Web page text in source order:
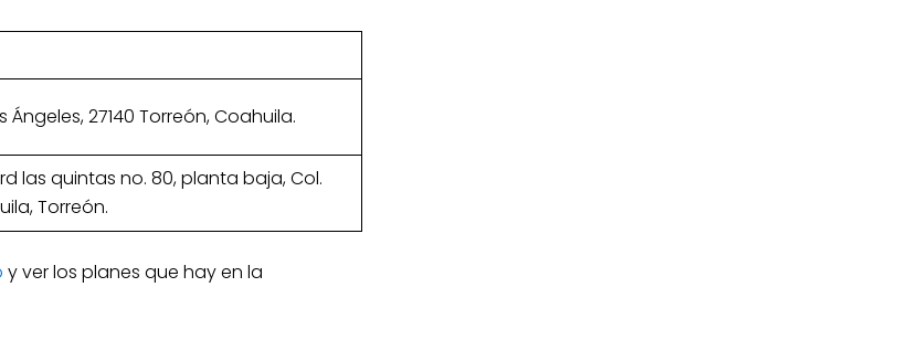
27140 Torreón, Coahuila.
las quintas no. 80, planta baja, Col.
Torreón.
y ver los planes que hay en la